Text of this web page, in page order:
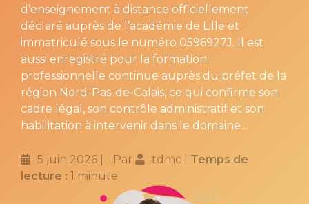
d’enseignement à distance officiellement
déclaré auprès de l’académie de Lille et
immatriculé sous le numéro 0596927J. Il est
aussi enregistré pour la formation
professionnelle continue auprès du préfet de la
région Nord-Pas-de-Calais, ce qui confirme son
cadre légal, son contrôle administratif et son
habilitation à intervenir dans le domaine…
5 juin 2026 Par tdmc
Temps de
lecture : 1 minute